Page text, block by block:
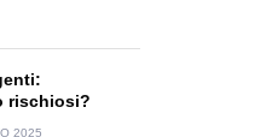
rischiosi?
2025